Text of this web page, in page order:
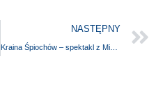
NASTĘPNY
Kraina Śpiochów – spektakl z Mikołajem